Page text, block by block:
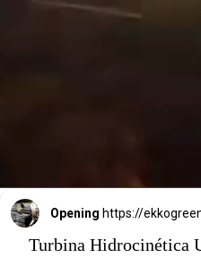
Opening
Turbina Hidrocinética